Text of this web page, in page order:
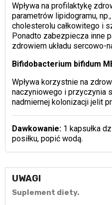
Wpływa na profilaktykę
parametrów lipidogramu,
cholesterolu całkowitego i
Ponadto zabezpiecza inne
zdrowiem układu sercowo-
Bifidobacterium bifidum
Wpływa korzystnie na
naczyniowego i przyczynia
nadmiernej kolonizacji jelit
Dawkowanie:1 kapsułka
posiłku, popić wodą.
UWAGI
Suplement diety.